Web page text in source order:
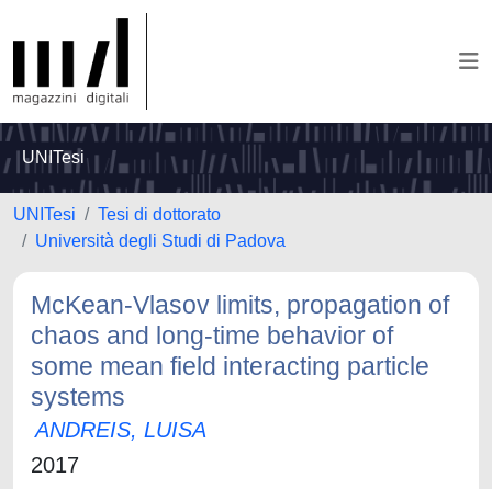
UNITesi
UNITesi
Tesi di dottorato
Università degli Studi di Padova
McKean-Vlasov limits, propagation of
chaos and long-time behavior of
some mean field interacting particle
systems
ANDREIS, LUISA
2017